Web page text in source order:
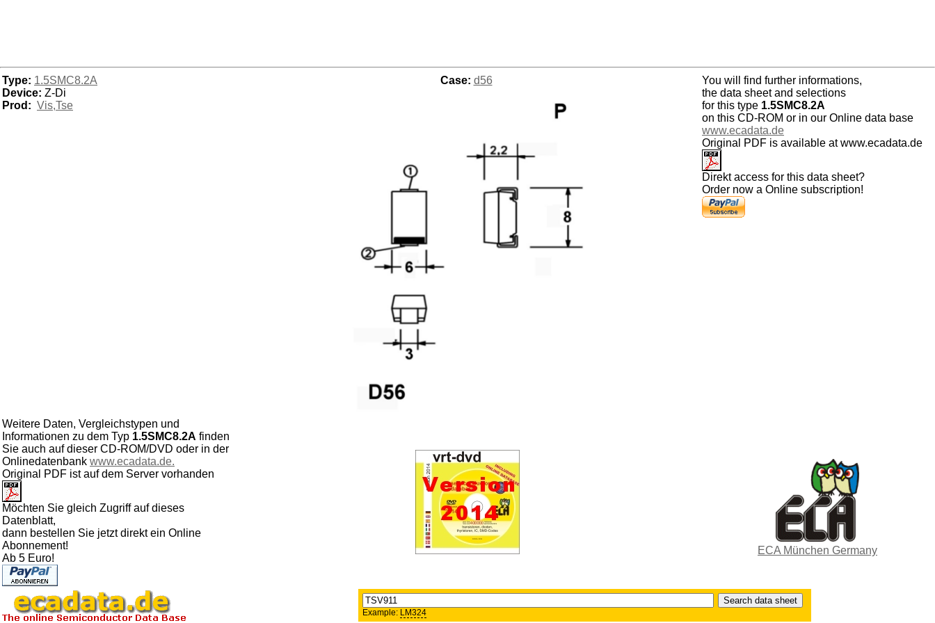
Type: 1.5SMC8.2A
Device: Z-Di
Prod: Vis,Tse
Case: d56
You will find further informations,
the data sheet and selections
for this type 1.5SMC8.2A
on this CD-ROM or in our Online data base
www.ecadata.de
Original PDF is available at www.ecadata.de
Direkt access for this data sheet?
Order now a Online subscription!
Weitere Daten, Vergleichstypen und
Informationen zu dem Typ 1.5SMC8.2A finden
Sie auch auf dieser CD-ROM/DVD oder in der
Onlinedatenbank www.ecadata.de.
Original PDF ist auf dem Server vorhanden
Möchten Sie gleich Zugriff auf dieses
Datenblatt,
dann bestellen Sie jetzt direkt ein Online
Abonnement!
Ab 5 Euro!
ECA München Germany
Example: LM324